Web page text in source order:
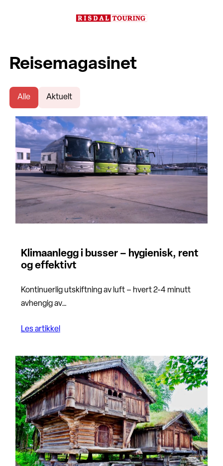
Reisemagasinet
Alle Aktuelt
Klimaanlegg i busser – hygienisk, rent
og effektivt
Kontinuerlig utskiftning av luft – hvert 2-4 minutt
avhengig av…
Les artikkel